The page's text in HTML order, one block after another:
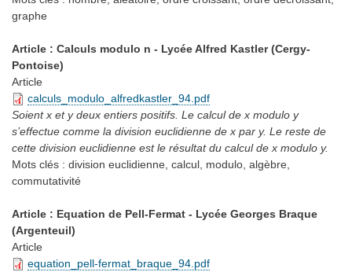
graphe
Article : Calculs modulo n - Lycée Alfred Kastler (Cergy-
Pontoise)
Article
calculs_modulo_alfredkastler_94.pdf
Soient x et y deux entiers positifs. Le calcul de x modulo y
s’effectue comme la division euclidienne de x par y. Le reste de
cette division euclidienne est le résultat du calcul de x modulo y.
Mots clés : division euclidienne, calcul, modulo, algèbre,
commutativité
Article : Equation de Pell-Fermat - Lycée Georges Braque
(Argenteuil)
Article
equation_pell-fermat_braque_94.pdf